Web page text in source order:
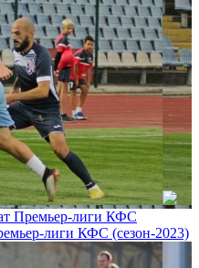
Премьер-лиги КФС
лиги КФC (сезон-2023)